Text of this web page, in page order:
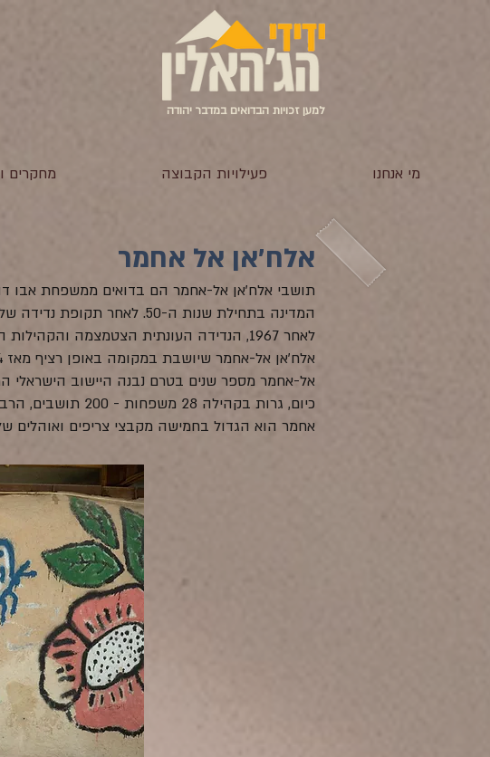
למען זכויות הבדואים במדבר יהודה
מי אנחנו פעילויות הקבוצה מחקרים
אלח'אן אל אחמר
תושבי אלח'אן אל-אחמר הם בדואים ממשפחת אבו
המדינה בתחילת שנות ה-50.
לאחר 1967, הנדידה העונתית הצטמצמה
אל-אחמר מספר שנים בטרם נבנה היישוב הישראלי
כיום, גרות
אחמר הוא הגדול בחמישה מקבצי צריפים ואוהלים